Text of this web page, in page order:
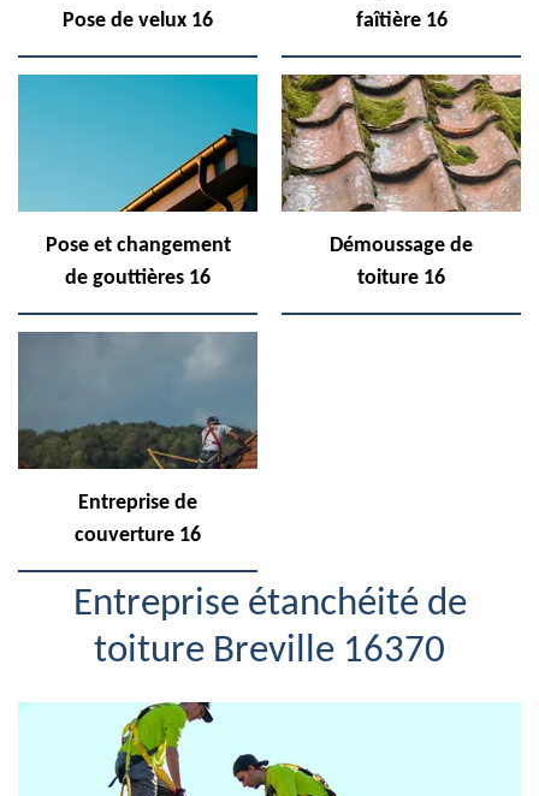
Pose de velux 16
faîtière 16
Pose et changement
de gouttières 16
Démoussage de
toiture 16
Entreprise de
couverture 16
Entreprise étanchéité de
toiture Breville 16370